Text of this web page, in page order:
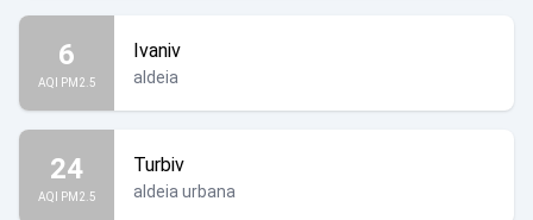
6
AQI PM2.5
Ivaniv
aldeia
24
AQI PM2.5
Turbiv
aldeia urbana